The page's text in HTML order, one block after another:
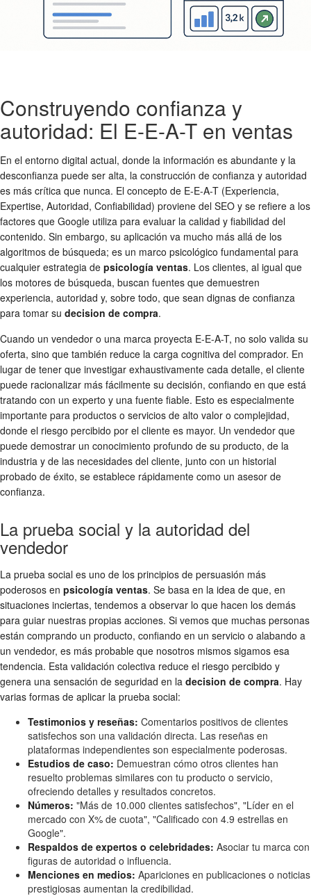
Construyendo confianza y
autoridad: El E-E-A-T en ventas
En el entorno digital actual, donde la información es abundante y la
desconfianza puede ser alta, la construcción de confianza y autoridad
es más crítica que nunca. El concepto de E-E-A-T (Experiencia,
Expertise, Autoridad, Confiabilidad) proviene del SEO y se refiere a los
factores que Google utiliza para evaluar la calidad y fiabilidad del
contenido. Sin embargo, su aplicación va mucho más allá de los
algoritmos de búsqueda; es un marco psicológico fundamental para
cualquier estrategia de psicología ventas. Los clientes, al igual que
los motores de búsqueda, buscan fuentes que demuestren
experiencia, autoridad y, sobre todo, que sean dignas de confianza
para tomar su decision de compra.
Cuando un vendedor o una marca proyecta E-E-A-T, no solo valida su
oferta, sino que también reduce la carga cognitiva del comprador. En
lugar de tener que investigar exhaustivamente cada detalle, el cliente
puede racionalizar más fácilmente su decisión, confiando en que está
tratando con un experto y una fuente fiable. Esto es especialmente
importante para productos o servicios de alto valor o complejidad,
donde el riesgo percibido por el cliente es mayor. Un vendedor que
puede demostrar un conocimiento profundo de su producto, de la
industria y de las necesidades del cliente, junto con un historial
probado de éxito, se establece rápidamente como un asesor de
confianza.
La prueba social y la autoridad del
vendedor
La prueba social es uno de los principios de persuasión más
poderosos en psicología ventas. Se basa en la idea de que, en
situaciones inciertas, tendemos a observar lo que hacen los demás
para guiar nuestras propias acciones. Si vemos que muchas personas
están comprando un producto, confiando en un servicio o alabando a
un vendedor, es más probable que nosotros mismos sigamos esa
tendencia. Esta validación colectiva reduce el riesgo percibido y
genera una sensación de seguridad en la decision de compra. Hay
varias formas de aplicar la prueba social:
Testimonios y reseñas: Comentarios positivos de clientes
satisfechos son una validación directa. Las reseñas en
plataformas independientes son especialmente poderosas.
Estudios de caso: Demuestran cómo otros clientes han
resuelto problemas similares con tu producto o servicio,
ofreciendo detalles y resultados concretos.
Números: "Más de 10.000 clientes satisfechos", "Líder en el
mercado con X% de cuota", "Calificado con 4.9 estrellas en
Google".
Respaldos de expertos o celebridades: Asociar tu marca con
figuras de autoridad o influencia.
Menciones en medios: Apariciones en publicaciones o noticias
prestigiosas aumentan la credibilidad.